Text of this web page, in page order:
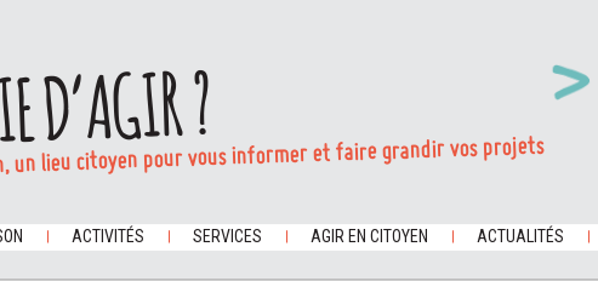
D’AGIR ?
un lieu citoyen pour vous informer et faire grandir vos projets
ACTIVITÉS SERVICES AGIR EN CITOYEN ACTUALITÉS